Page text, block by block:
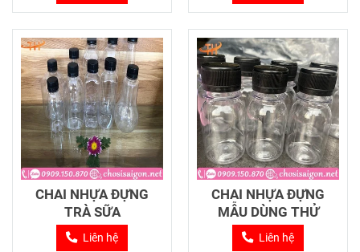
CHAI NHỰA ĐỰNG
TRÀ SỮA
Liên hệ
CHAI NHỰA ĐỰNG
MẪU DÙNG THỬ
Liên hệ